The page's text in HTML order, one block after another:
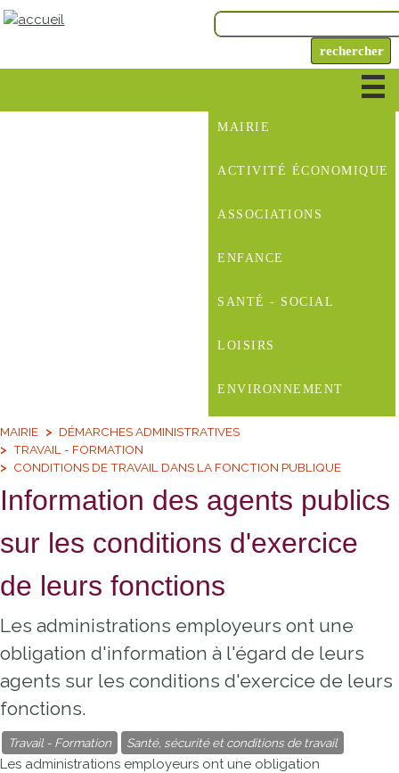
MAIRIE
ACTIVITÉ ÉCONOMIQUE
ASSOCIATIONS
ENFANCE
SANTÉ - SOCIAL
LOISIRS
ENVIRONNEMENT
MAIRIE
DÉMARCHES ADMINISTRATIVES
TRAVAIL - FORMATION
CONDITIONS DE TRAVAIL DANS LA FONCTION PUBLIQUE
Information des agents publics
sur les conditions d'exercice
de leurs fonctions
Les administrations employeurs ont une
obligation d'information à l'égard de leurs
agents sur les conditions d'exercice de leurs
fonctions.
Travail - Formation Santé, sécurité et conditions de travail
Les administrations employeurs ont une obligation